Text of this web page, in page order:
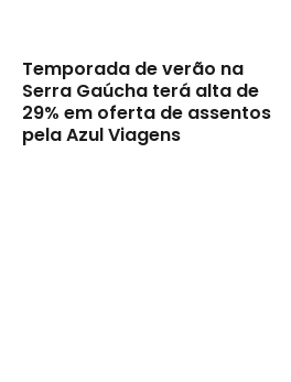
Temporada de verão na
Serra Gaúcha terá alta de
29% em oferta de assentos
pela Azul Viagens